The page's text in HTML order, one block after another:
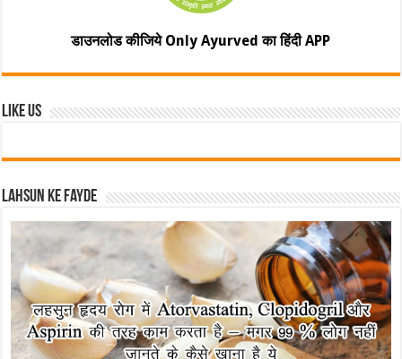
डाउनलोड कीजिये Only Ayurved का हिंदी APP
Like Us
Lahsun ke fayde